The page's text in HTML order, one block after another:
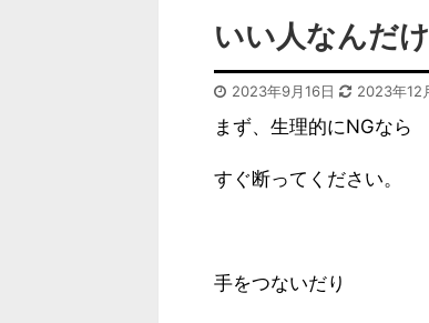
いい人なんだ
2023年9月16日 2023年12
まず、 生理的にNGなら
すぐ断ってください。
手をつないだり